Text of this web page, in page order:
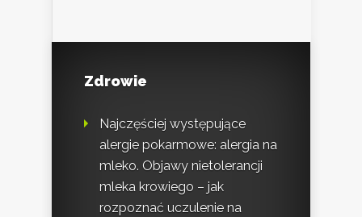
Zdrowie
Najczęściej występujące
alergie pokarmowe: alergia na
mleko. Objawy nietolerancji
mleka krowiego – jak
rozpoznać uczulenie na